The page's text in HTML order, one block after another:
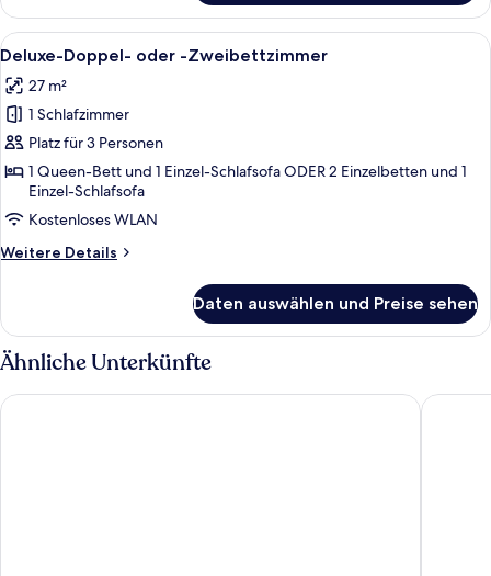
Doppel-
oder
-
Zweibettzimmer
Alle
Fotos
für
Deluxe-
Doppel-
oder
Zweibettzimmer
anzeigen
Ein modernes Hotelzimmer mit
10
Deluxe-Doppel- oder -Zweibettzimmer
27 m²
1 Schlafzimmer
Platz für 3 Personen
1 Queen-Bett und 1 Einzel-Schlafsofa ODER 2 Einzelbetten und 1
Einzel-Schlafsofa
Kostenloses WLAN
Weitere Details
Weitere
Doppel-
oder
-
Daten auswählen und Preise sehen
Ähnliche Unterkünfte
Gioberti Art Hotel UNA